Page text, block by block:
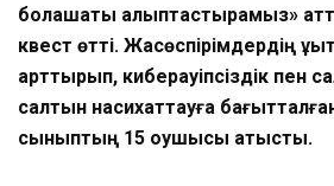
болашақты қалыптастырамыз»
квест өтті. Жасөспірімдердің
арттырып, киберқауіпсіздік пен
салтын насихаттауға
сыныптың 15 оқушысы қатысты.